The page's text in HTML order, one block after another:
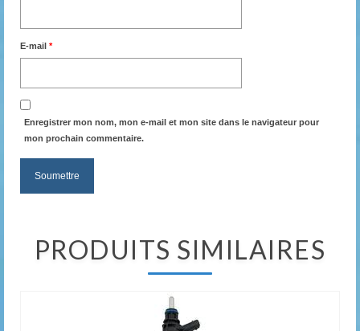
E-mail *
Enregistrer mon nom, mon e-mail et mon site dans le navigateur pour
mon prochain commentaire.
PRODUITS SIMILAIRES